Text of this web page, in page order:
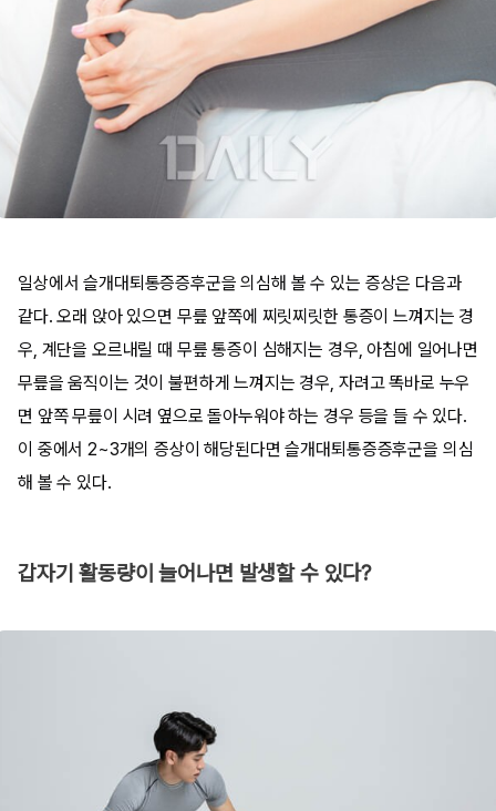
일상에서 슬개대퇴통증증후군을 의심해 볼 수 있는 증상은 다음과
같다. 오래 앉아 있으면 무릎 앞쪽에 찌릿찌릿한 통증이 느껴지는 경
우, 계단을 오르내릴 때 무릎 통증이 심해지는 경우, 아침에 일어나면
무릎을 움직이는 것이 불편하게 느껴지는 경우, 자려고 똑바로 누우
면 앞쪽 무릎이 시려 옆으로 돌아누워야 하는 경우 등을 들 수 있다.
이 중에서 2~3개의 증상이 해당된다면 슬개대퇴통증증후군을 의심
해 볼 수 있다.
갑자기 활동량이 늘어나면 발생할 수 있다?